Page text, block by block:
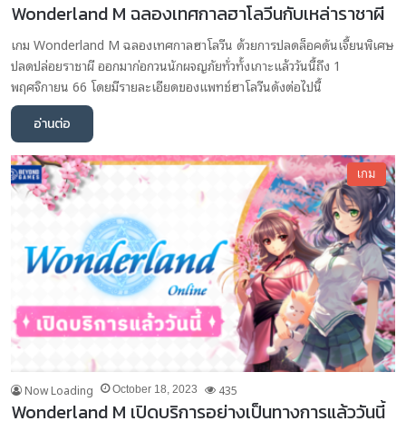
Wonderland M ฉลองเทศกาลฮาโลวีนกับเหล่าราชาผี
เกม Wonderland M ฉลองเทศกาลฮาโลวีน ด้วยการปลดล็อคดันเจี้ยนพิเศษ
ปลดปล่อยราชาผี ออกมาก่อกวนนักผจญภัยทั่วทั้งเกาะแล้ววันนี้ถึง 1
พฤศจิกายน 66 โดยมีรายละเอียดของแพทช์ฮาโลวีนดังต่อไปนี้
อ่านต่อ
เกม
Now Loading October 18, 2023 435
Wonderland M เปิดบริการอย่างเป็นทางการแล้ววันนี้